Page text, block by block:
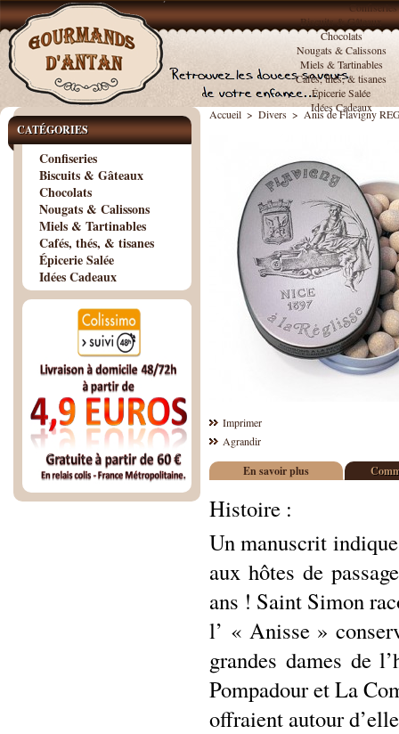
Confiseries
Biscuits & Gâteaux
Chocolats
Nougats & Calissons
Miels & Tartinables
Cafés, thés, & tisanes
Épicerie Salée
Idées Cadeaux
CATÉGORIES
Confiseries
Biscuits & Gâteaux
Chocolats
Nougats & Calissons
Miels & Tartinables
Cafés, thés, & tisanes
Épicerie Salée
Idées Cadeaux
Accueil > Divers > Anis de Flavigny
Imprimer
Agrandir
En savoir plus
Histoire :
Un manuscrit
aux hôtes de
ans ! Saint Simon
l’ « Anisse »
grandes dames de
Pompadour et La
offraient autour